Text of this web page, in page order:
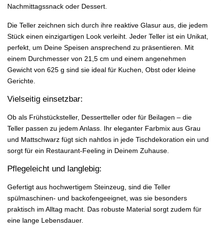
Nachmittagssnack oder Dessert.
Die Teller zeichnen sich durch ihre reaktive Glasur aus, die jedem
Stück einen einzigartigen Look verleiht. Jeder Teller ist ein Unikat,
perfekt, um Deine Speisen ansprechend zu präsentieren. Mit
einem Durchmesser von 21,5 cm und einem angenehmen
Gewicht von 625 g sind sie ideal für Kuchen, Obst oder kleine
Gerichte.
Vielseitig einsetzbar:
Ob als Frühstücksteller, Dessertteller oder für Beilagen – die
Teller passen zu jedem Anlass. Ihr eleganter Farbmix aus Grau
und Mattschwarz fügt sich nahtlos in jede Tischdekoration ein und
sorgt für ein Restaurant-Feeling in Deinem Zuhause.
Pflegeleicht und langlebig:
Gefertigt aus hochwertigem Steinzeug, sind die Teller
spülmaschinen- und backofengeeignet, was sie besonders
praktisch im Alltag macht. Das robuste Material sorgt zudem für
eine lange Lebensdauer.